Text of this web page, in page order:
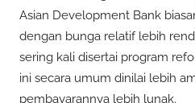
Asian Development Bank
dengan bunga relatif lebih
sering kali disertai program
ini secara umum dinilai lebih
pembayarannya lebih lunak.